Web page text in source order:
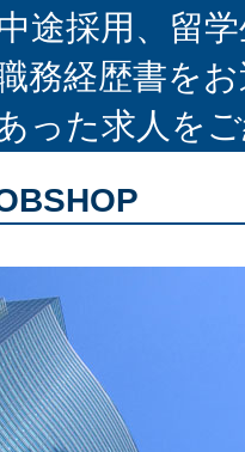
途採用、留
務経歴書を
った求人を